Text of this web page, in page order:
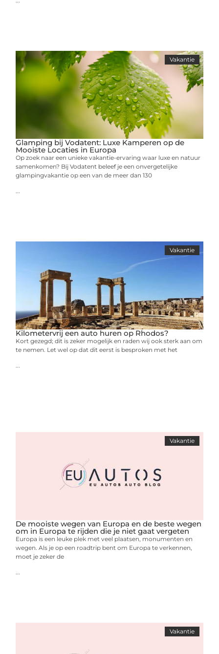
Vakantie
Glamping bij Vodatent: Luxe Kamperen op de
Mooiste Locaties in Europa
Op zoek naar een unieke vakantie-ervaring waar luxe en natuur
samenkomen? Bij Vodatent beleef je een onvergetelijke
glampingvakantie op een van de meer dan 130
...
Vakantie
Kilometervrij een auto huren op Rhodos?
Kort gezegd; dit is zeker mogelijk en raden wij ook sterk aan om
te nemen. Let wel op dat dit eerst is besproken met het
...
Vakantie
De mooiste wegen van Europa en de beste wegen
om in Europa te rijden die je niet gaat vergeten
Europa is een leuke plek met veel plaatsen, monumenten en
wegen. Als je op een roadtrip bent om Europa te verkennen,
moet je zeker de
...
Vakantie